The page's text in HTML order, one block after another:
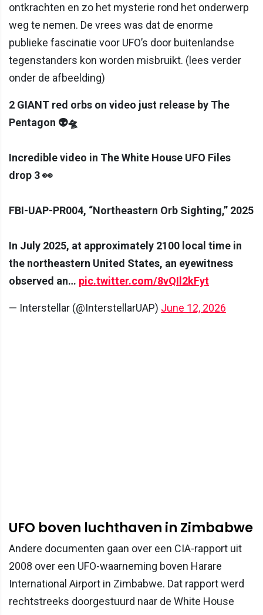
ontkrachten en zo het mysterie rond het onderwerp
weg te nemen. De vrees was dat de enorme
publieke fascinatie voor UFO’s door buitenlandse
tegenstanders kon worden misbruikt. (lees verder
onder de afbeelding)
2 GIANT red orbs on video just release by The
Pentagon 👽🛸
Incredible video in The White House UFO Files
drop 3 👀
FBI-UAP-PR004, “Northeastern Orb Sighting,” 2025
In July 2025, at approximately 2100 local time in
the northeastern United States, an eyewitness
observed an… pic.twitter.com/8vQIl2kFyt
— Interstellar (@InterstellarUAP) June 12, 2026
UFO boven luchthaven in Zimbabwe
Andere documenten gaan over een CIA-rapport uit
2008 over een UFO-waarneming boven Harare
International Airport in Zimbabwe. Dat rapport werd
rechtstreeks doorgestuurd naar de White House